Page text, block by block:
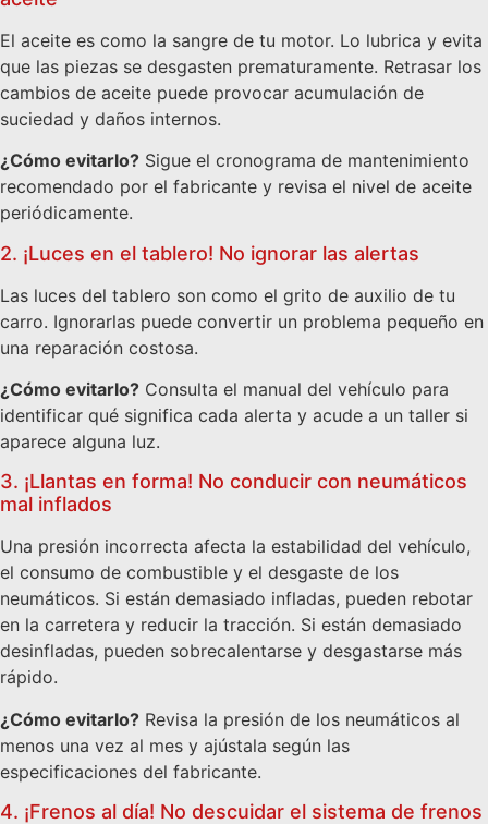
El aceite es como la sangre de tu motor. Lo lubrica y evita
que las piezas se desgasten prematuramente. Retrasar los
cambios de aceite puede provocar acumulación de
suciedad y daños internos.
¿Cómo evitarlo? Sigue el cronograma de mantenimiento
recomendado por el fabricante y revisa el nivel de aceite
periódicamente.
2. ¡Luces en el tablero! No ignorar las alertas
Las luces del tablero son como el grito de auxilio de tu
carro. Ignorarlas puede convertir un problema pequeño en
una reparación costosa.
¿Cómo evitarlo? Consulta el manual del vehículo para
identificar qué significa cada alerta y acude a un taller si
aparece alguna luz.
3. ¡Llantas en forma! No conducir con neumáticos
mal inflados
Una presión incorrecta afecta la estabilidad del vehículo,
el consumo de combustible y el desgaste de los
neumáticos. Si están demasiado infladas, pueden rebotar
en la carretera y reducir la tracción. Si están demasiado
desinfladas, pueden sobrecalentarse y desgastarse más
rápido.
¿Cómo evitarlo? Revisa la presión de los neumáticos al
menos una vez al mes y ajústala según las
especificaciones del fabricante.
4. ¡Frenos al día! No descuidar el sistema de frenos